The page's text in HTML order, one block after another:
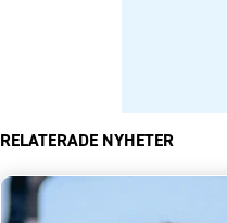
RELATERADE NYHETER